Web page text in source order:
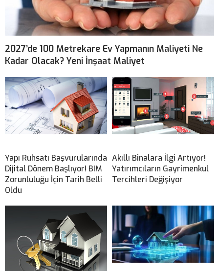
2027’de 100 Metrekare Ev Yapmanın Maliyeti Ne
Kadar Olacak? Yeni İnşaat Maliyet
Yapı Ruhsatı Başvurularında
Dijital Dönem Başlıyor! BIM
Zorunluluğu İçin Tarih Belli
Oldu
Akıllı Binalara İlgi Artıyor!
Yatırımcıların Gayrimenkul
Tercihleri Değişiyor